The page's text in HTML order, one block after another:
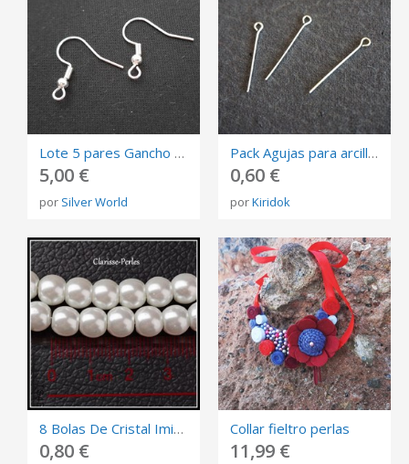
Lote 5 pares Gancho pendiente acero y plata 925
5,00 €
por Silver World
Pack Agujas para arcilla polimérica
0,60 €
porKiridok
8 Bolas De Cristal Imitación Perla 8Mm Agujero 1Mm
0,80 €
Collar fieltro perlas
11,99 €